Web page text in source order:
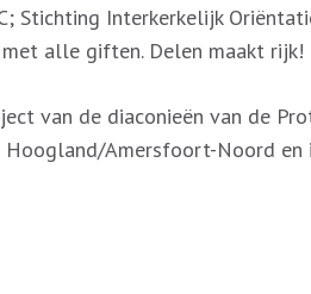
Stichting Interkerkelijk
alle giften. Delen maakt rijk!
van de diaconieën van de
Hoogland/Amersfoort-Noord